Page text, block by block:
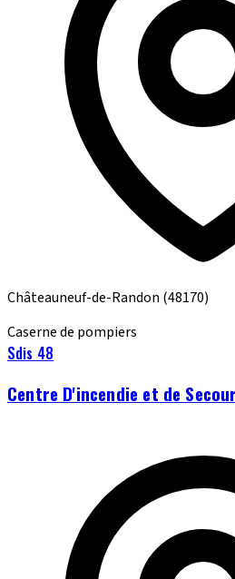
Châteauneuf-de-Randon (48170)
Caserne de pompiers
Sdis 48
Centre D'incendie et de